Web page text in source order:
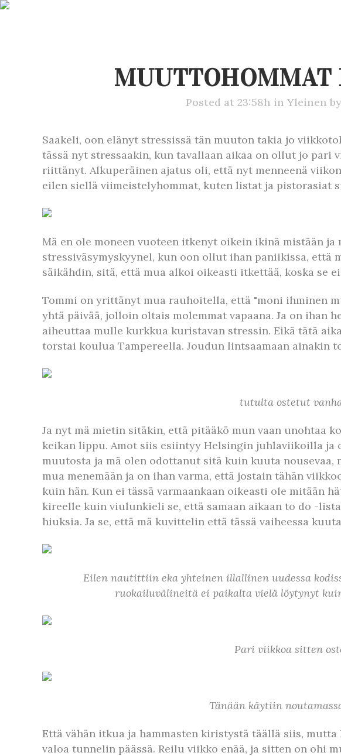
MUUTTOHOMMAT
Posted at 23:58h in Yleinen by
Saakeli, oon elänyt stressissä tän muuton takia jo
tässä nyt stressaakin, kun tavallaan aikaa on ollut jo pari
riittänyt. Alkuperäinen ajatus oli, että nyt menneenä
eilen siellä viimeistelyhommat, kuten listat ja
Mä en ole moneen vuoteen itkenyt oikein ikinä mistään
stressiväsymyskyynel, kun oon ollut ihan paniikissa, että
säikähdin, sitä, että mua alkoi oikeasti itkettää, koska se
Tommi on yrittänyt mua rauhoitella, että "moni ihminen
yhtä päivää, jolloin oltais molemmat vapaana. Ja on ihan
aiheuttaa mulle kurkkua kuristavan stressin. Eikä tätä
torstai koulua Tampereella. Joudun lintsaamaan ainakin
tutulta ostetut
Ja nyt mä mietin sitäkin, että pitääkö mun vaan unohtaa
keikan lippu. Amot siis esiintyy Helsingin juhlaviikoilla
muutosta ja mä olen odottanut sitä kuin kuuta
mua menemään ja on ihan varma, että jostain tähän
kuin hän. Kun ei tässä varmaankaan oikeasti ole mitään
kireelle kuin viulunkieli se, että samaan aikaan to do -
hiuksia. Ja se, että mä kuvittelin että tässä vaiheessa
Eilen nautittiin eka yhteinen illallinen uudessa
ruokailuvälineitä ei paikalta vielä löytynyt
Pari viikkoa sitten
Tänään käytiin
Että vähän itkua ja hammasten kiristystä täällä siis,
valoa tunnelin päässä. Reilu viikko enää, ja sitten on ohi